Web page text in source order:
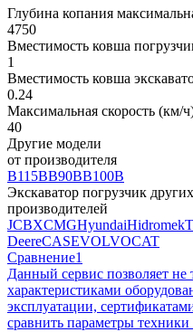
Глубина копания
4750
Вместимость ковша
1
Вместимость ковша
0.24
Максимальная скорость (км/
40
Другие модели
от производителя
B115BB90BB100B
Экскаватор погрузчик других
производителей
JCBXCMGHyundaiHidromek
DeereCASEVOLVOCAT
Сравнение1
Данный сервис позволяет не
характеристиками
эксплуатации,
сравнить параметры